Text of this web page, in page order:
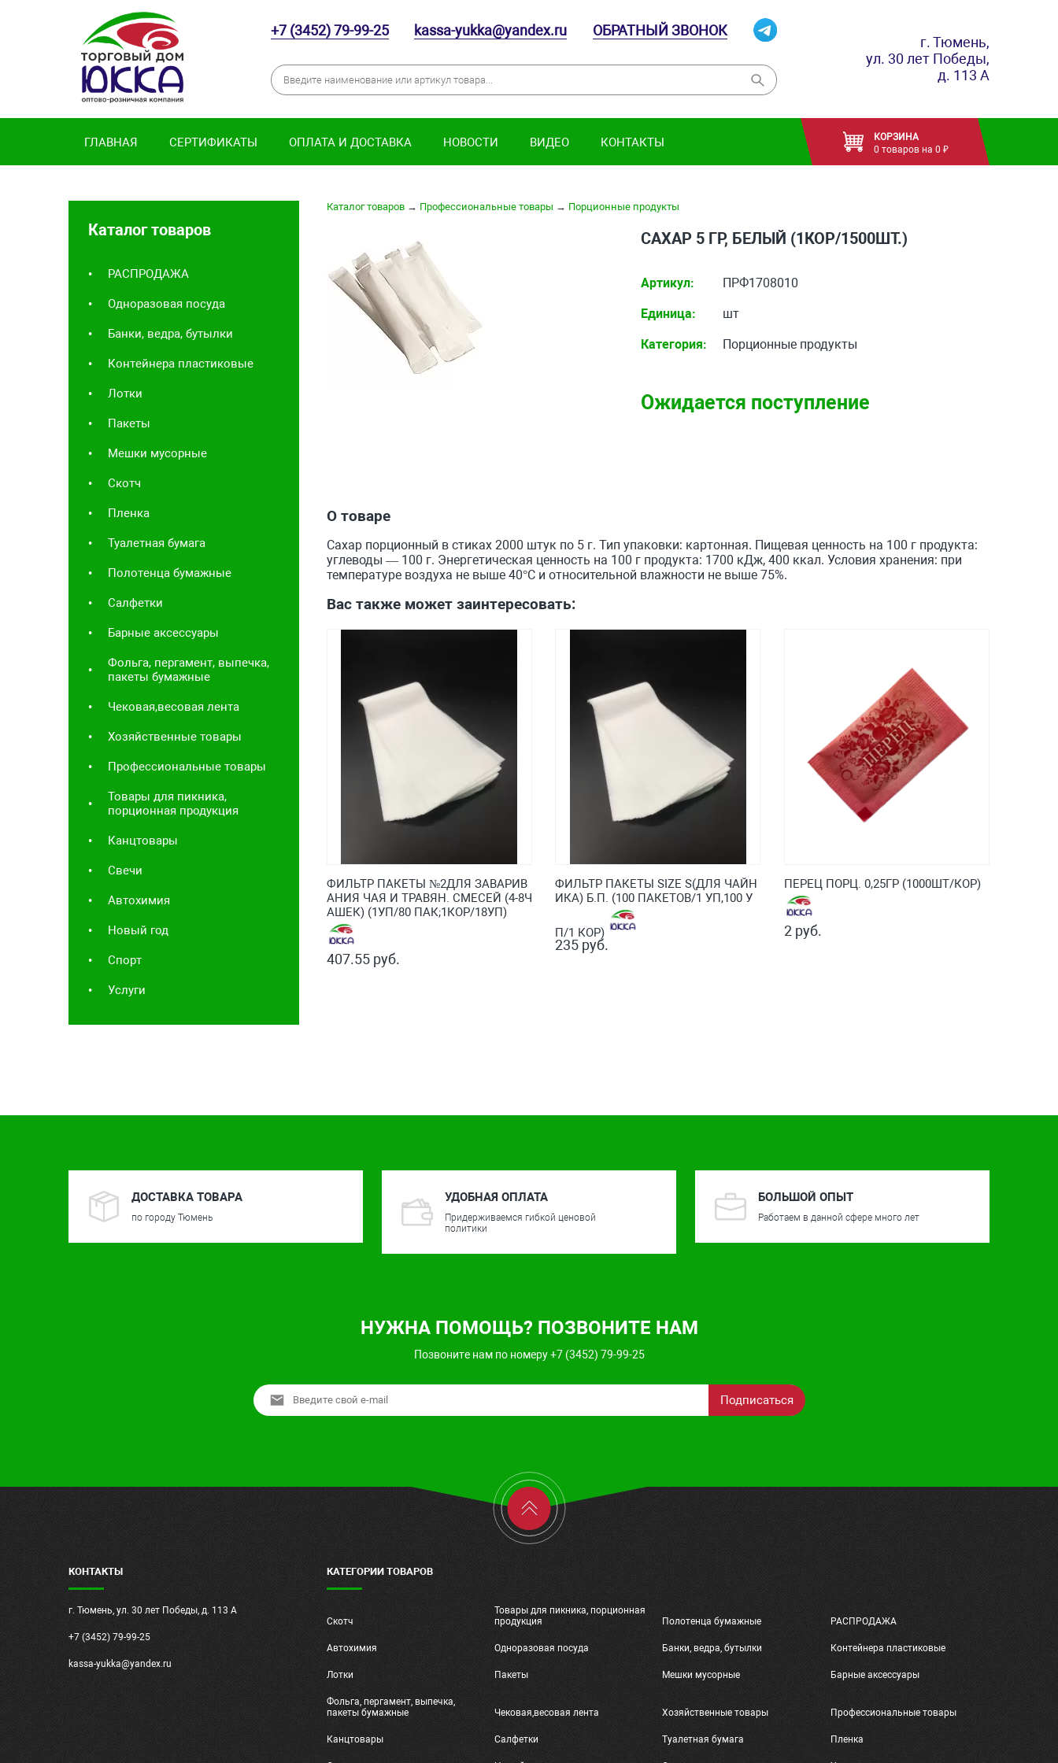
+7 (3452) 79-99-25 kassa-yukka@yandex.ru ОБРАТНЫЙ ЗВОНОК
г. Тюмень,
ул. 30 лет Победы,
д. 113 А
ГЛАВНАЯ СЕРТИФИКАТЫ ОПЛАТА И ДОСТАВКА НОВОСТИ ВИДЕО КОНТАКТЫ
КОРЗИНА
0 товаров на 0 ₽
Каталог товаров
РАСПРОДАЖА
Одноразовая посуда
Банки, ведра, бутылки
Контейнера пластиковые
Лотки
Пакеты
Мешки мусорные
Скотч
Пленка
Туалетная бумага
Полотенца бумажные
Салфетки
Барные аксессуары
Фольга, пергамент, выпечка,
пакеты бумажные
Чековая,весовая лента
Хозяйственные товары
Профессиональные товары
Товары для пикника,
порционная продукция
Канцтовары
Свечи
Автохимия
Новый год
Спорт
Услуги
Каталог товаров→ Профессиональные товары → Порционные продукты
САХАР 5 ГР, БЕЛЫЙ (1КОР/1500ШТ.)
Артикул: ПРФ1708010
Единица: шт
Категория: Порционные продукты
Ожидается поступление
О товаре
Сахар порционный в стиках 2000 штук по 5 г. Тип упаковки: картонная. Пищевая ценность на 100 г продукта:
углеводы — 100 г. Энергетическая ценность на 100 г продукта: 1700 кДж, 400 ккал. Условия хранения: при
температуре воздуха не выше 40°С и относительной влажности не выше 75%.
Вас также может заинтересовать:
ФИЛЬТР ПАКЕТЫ №2ДЛЯ ЗАВАРИВ
АНИЯ ЧАЯ И ТРАВЯН. СМЕСЕЙ (4-8Ч
АШЕК) (1УП/80 ПАК;1КОР/18УП)
407.55 руб.
ФИЛЬТР ПАКЕТЫ SIZE S(ДЛЯ ЧАЙН
ИКА) Б.П. (100 ПАКЕТОВ/1 УП,100 У
П/1 КОР)
235 руб.
ПЕРЕЦ ПОРЦ. 0,25ГР (1000ШТ/КОР)
2 руб.
ДОСТАВКА ТОВАРА
по городу Тюмень
УДОБНАЯ ОПЛАТА
Придерживаемся гибкой ценовой
политики
БОЛЬШОЙ ОПЫТ
Работаем в данной сфере много лет
НУЖНА ПОМОЩЬ? ПОЗВОНИТЕ НАМ
Позвоните нам по номеру +7 (3452) 79-99-25
Подписаться
КОНТАКТЫ
г. Тюмень, ул. 30 лет Победы, д. 113 А
+7 (3452) 79-99-25
kassa-yukka@yandex.ru
КАТЕГОРИИ ТОВАРОВ
Скотч
Товары для пикника, порционная
продукция
Полотенца бумажные РАСПРОДАЖА
Автохимия Одноразовая посуда Банки, ведра, бутылки Контейнера пластиковые
Лотки Пакеты Мешки мусорные Барные аксессуары
Фольга, пергамент, выпечка,
пакеты бумажные
Чековая,весовая лента Хозяйственные товары Профессиональные товары
Канцтовары Салфетки Туалетная бумага Пленка